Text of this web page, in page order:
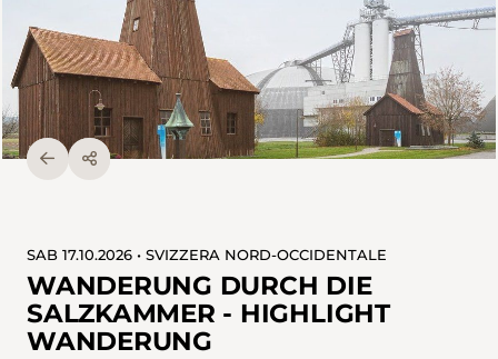
SAB 17.10.2026 • SVIZZERA NORD-OCCIDENTALE
WANDERUNG DURCH DIE
SALZKAMMER - HIGHLIGHT
WANDERUNG